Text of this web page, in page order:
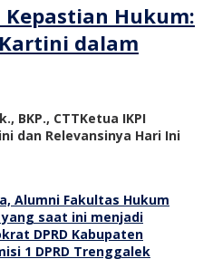
Hukum:
dalam
BKP., CTTKetua IKPI
dan Relevansinya Hari Ini